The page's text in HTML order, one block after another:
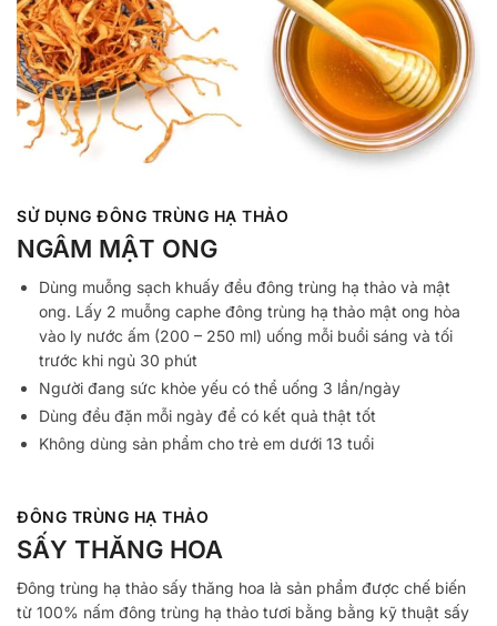
SỬ DỤNG ĐÔNG TRÙNG HẠ THẢO
NGÂM MẬT ONG
Dùng muỗng sạch khuấy đều đông trùng hạ thảo và mật
ong. Lấy 2 muỗng caphe đông trùng hạ thảo mật ong hòa
vào ly nước ấm (200 – 250 ml) uống mỗi buổi sáng và tối
trước khi ngủ 30 phút
Người đang sức khỏe yếu có thể uống 3 lần/ngày
Dùng đều đặn mỗi ngày để có kết quả thật tốt
Không dùng sản phẩm cho trẻ em dưới 13 tuổi
ĐÔNG TRÙNG HẠ THẢO
SẤY THĂNG HOA
Đông trùng hạ thảo sấy thăng hoa là sản phẩm được chế biến
từ 100% nấm đông trùng hạ thảo tươi bằng bằng kỹ thuật sấy